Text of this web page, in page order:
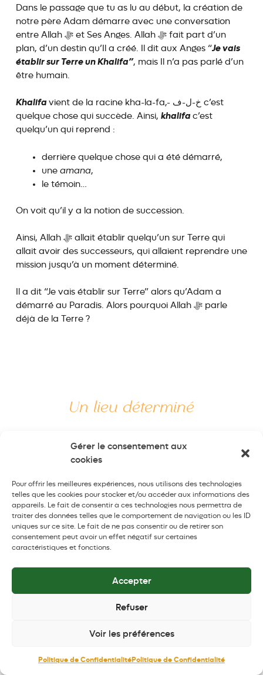
Gérer le consentement aux
cookies
Pour offrir les meilleures expériences, nous utilisons des technologies
telles que les cookies pour stocker et/ou accéder aux informations des
appareils. Le fait de consentir à ces technologies nous permettra de
traiter des données telles que le comportement de navigation ou les ID
uniques sur ce site. Le fait de ne pas consentir ou de retirer son
consentement peut avoir un effet négatif sur certaines
caractéristiques et fonctions.
Accepter
Refuser
Voir les préférences
Politique de ConfidentialitéPolitique de Confidentialité
Dans le passage que tu as lu au début, la création de
notre père Adam démarre avec une conversation
entre Allah ﷻ et Ses Anges. Allah ﷻ fait part d’un
plan, d’un destin qu’Il a créé. Il dit aux Anges “Je vais
établir sur Terre un Khalifa”, mais Il n’a pas parlé d’un
être humain.
Khalifavient de la racine kha-la-fa,- خ-ل-ف c’est
quelque chose qui succède. Ainsi, khalifac’est
quelqu’un qui reprend :
derrière quelque chose qui a été démarré,
une amana,
le témoin…
On voit qu’il y a la notion de succession.
Ainsi, Allah ﷻ allait établir quelqu’un sur Terre qui
allait avoir des successeurs, qui allaient reprendre une
mission jusqu’à un moment déterminé.
Il a dit “Je vais établir sur Terre” alors qu’Adam a
démarré au Paradis. Alors pourquoi Allah ﷻ parle
déjà de la Terre ?
Un lieu déterminé
Ainsi, juste avec cette phrase, on comprend qu’Allah
ﷻ avait déjà prévu, avant même la création d’Adam,
qu’il allait descendre sur Terre. Ca enlève la croyance
chrétienne qui dit que la descente du Paradis a été
une punition. Comment ça peut être une punition
alors que c’était déjà décrété avant même qu’il arrive
personne n’a encore rien fait.
Il faut imaginer que c’est comme si au Paradis, tout le
Pour quel lieu Il voulait créer cet être humain : la